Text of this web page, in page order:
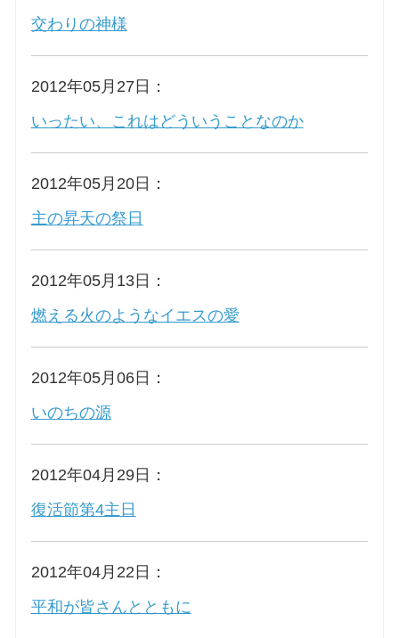
交わりの神様
2012年05月27日：
いったい、これはどういうことなのか
2012年05月20日：
主の昇天の祭日
2012年05月13日：
燃える火のようなイエスの愛
2012年05月06日：
いのちの源
2012年04月29日：
復活節第4主日
2012年04月22日：
平和が皆さんとともに